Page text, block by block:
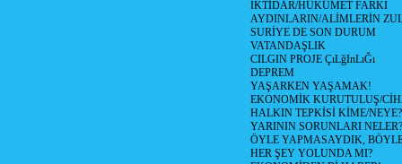
İKTİDAR/HÜKÜMET FARKI
AYDINLARIN/ALİMLERİN
SURİYE DE SON DURUM
VATANDAŞLIK
CILGIN PROJE ÇıLğInLıĞı
DEPREM
YAŞARKEN YAŞAMAK!
EKONOMİK KURUTULUŞ/
HALKIN TEPKİSİ KİME/NEYE?
YARININ SORUNLARI NELER?
ÖYLE YAPMASAYDIK,
HER ŞEY YOLUNDA MI?